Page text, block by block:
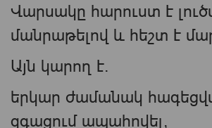
Վարսակը հարուստ է
մանրաթելով և հեշտ է
Այն կարող է.
երկար ժամանակ
զգացում ապահովել,